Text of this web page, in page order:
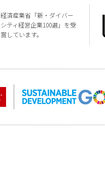
経済産業省「新・ダイバー
シティ経営企業100選」を受
賞しています。